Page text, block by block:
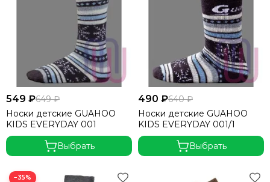
549 ₽649 ₽
Носки детские GUAHOO
KIDS EVERYDAY 001
Выбрать
490 ₽640 ₽
Носки детские GUAHOO
KIDS EVERYDAY 001/1
Выбрать
−35%